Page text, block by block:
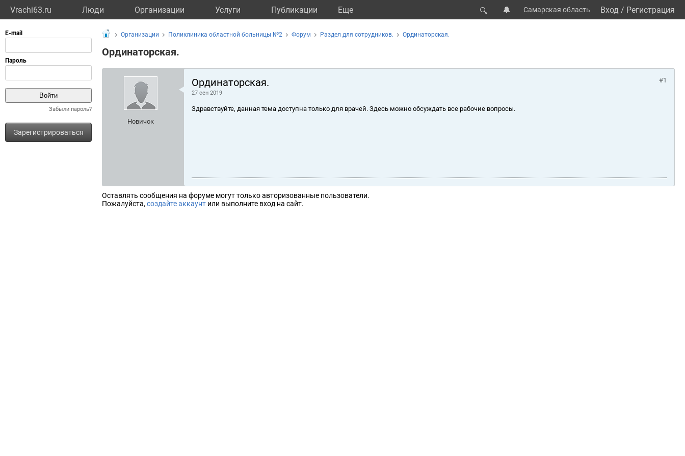
Vrachi63.ru Люди Организации Услуги Публикации Eще 🔍 🔔 Самарская область Вход / Регистрация
Забыли пароль?
Зарегистрироваться
Организации Поликлиника областной больницы №2 Форум Раздел для сотрудников. Ординаторская.
Ординаторская.
Новичок
Ординаторская.
27 сен 2019
#1
Здравствуйте, данная тема доступна только для врачей. Здесь можно обсуждать все рабочие вопросы.
Оставлять сообщения на форуме могут только авторизованные пользователи.
Пожалуйста, создайте аккаунт или выполните вход на сайт.